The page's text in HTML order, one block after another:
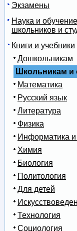
Экзамены
Наука и
школьников и
Книги и учебники
Дошкольникам
Школьникам и
Математика
Русский язык
Литература
Физика
Информатика
Химия
Биология
Политология
Для детей
Технология
Социология